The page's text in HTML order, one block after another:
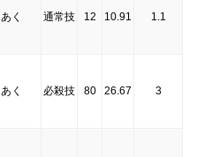
あく 通常技 12 10.91 1.1
あく 必殺技 80 26.67 3